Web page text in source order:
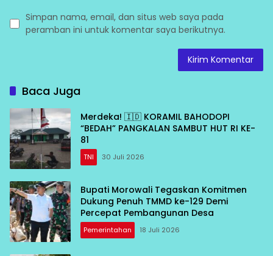
Simpan nama, email, dan situs web saya pada
peramban ini untuk komentar saya berikutnya.
Baca Juga
Merdeka! 🇮🇩 KORAMIL BAHODOPI
“BEDAH” PANGKALAN SAMBUT HUT RI KE-
81
TNI 30 Juli 2026
Bupati Morowali Tegaskan Komitmen
Dukung Penuh TMMD ke-129 Demi
Percepat Pembangunan Desa
Pemerintahan 18 Juli 2026